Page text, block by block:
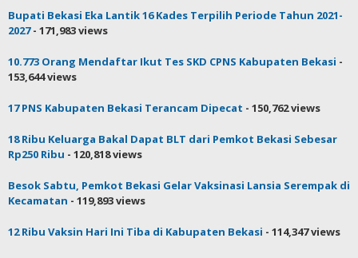
Bupati Bekasi Eka Lantik 16 Kades Terpilih Periode Tahun 2021-
2027- 171,983 views
10.773 Orang Mendaftar Ikut Tes SKD CPNS Kabupaten Bekasi -
153,644 views
17 PNS Kabupaten Bekasi Terancam Dipecat - 150,762 views
18 Ribu Keluarga Bakal Dapat BLT dari Pemkot Bekasi Sebesar
Rp250 Ribu - 120,818 views
Besok Sabtu, Pemkot Bekasi Gelar Vaksinasi Lansia Serempak di
Kecamatan - 119,893 views
12 Ribu Vaksin Hari Ini Tiba di Kabupaten Bekasi - 114,347 views